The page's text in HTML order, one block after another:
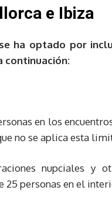
e Ibiza
ha optado por
continuación:
en los
no se aplica esta
nupciales y
25 personas en el